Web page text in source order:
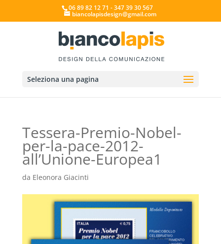
06 89 82 12 71 - 347 39 30 567
biancolapisdesign@gmail.com
Seleziona una pagina
Tessera-Premio-Nobel-
per-la-pace-2012-
all’Unione-Europea1
da Eleonora Giacinti